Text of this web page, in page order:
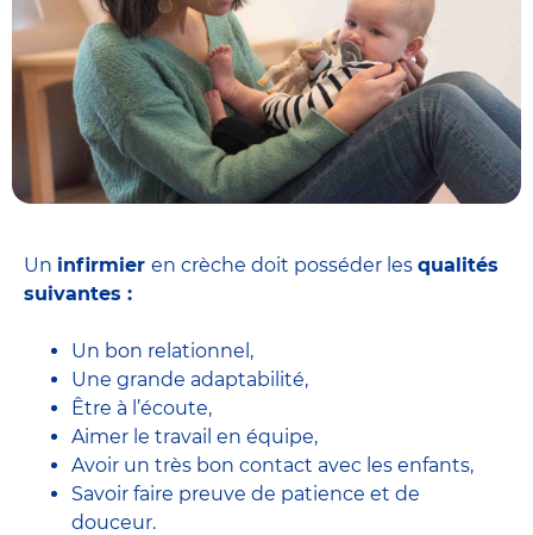
Un infirmier en crèche doit posséder les qualités
suivantes :
Un bon relationnel,
Une grande adaptabilité,
Être à l’écoute,
Aimer le travail en équipe,
Avoir un très bon contact avec les enfants,
Savoir faire preuve de patience et de
douceur.